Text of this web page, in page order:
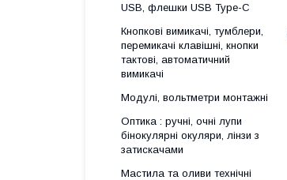
USB, флешки USB Type-C
Кнопкові вимикачі, тумблери,
перемикачі клавішні, кнопки
тактові, автоматичний
вимикачі
Модулі, вольтметри монтажні
Оптика : ручні, очні лупи
бінокулярні окуляри, лінзи з
затискачами
Мастила та оливи технічні